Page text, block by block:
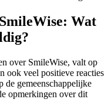
Wat
over SmileWise, valt op
ook veel positieve reacties
de gemeenschappelijke
opmerkingen over dit